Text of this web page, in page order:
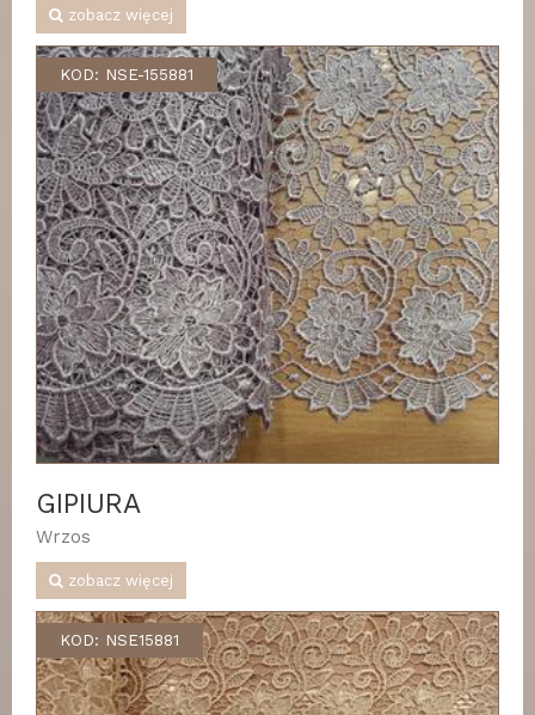
zobacz więcej
KOD: NSE-155881
GIPIURA
Wrzos
zobacz więcej
KOD: NSE15881